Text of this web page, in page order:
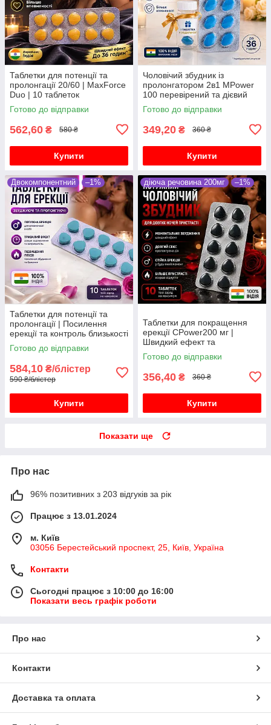
Таблетки для потенції та
пролонгації 20/60 | MaxForce
Duo | 10 таблеток
Готово до відправки
562,60 ₴ 580 ₴
Купити
Чоловічий збудник із
пролонгатором 2в1 MPower
100 перевірений та дієвий
препарат 10 таблеток
Готово до відправки
349,20 ₴ 360 ₴
Купити
Двокомпонентний –1%
Таблетки для потенції та
пролонгації | Посилення
ерекції та контроль близькості
10 таблеток
Готово до відправки
584,10 ₴/блістер
590 ₴/блістер
Купити
діюча речовина 200мг –1%
Таблетки для покращення
ерекції CPower200 мг |
Швидкий ефект та
впевненість у собі
Готово до відправки
356,40 ₴ 360 ₴
Купити
Показати ще
Про нас
96% позитивних з 203 відгуків за рік
Працює з 13.01.2024
м. Київ
03056 Берестейський проспект, 25, Київ, Україна
Контакти
Сьогодні працює з 10:00 до 16:00
Показати весь графік роботи
Про нас
Контакти
Доставка та оплата